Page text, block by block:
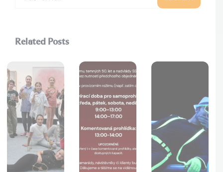
Related Posts